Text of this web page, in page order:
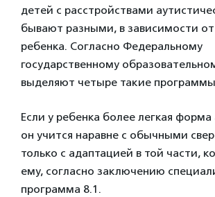
детей с расстройствами
бывают разными, в зависимости от
ребенка. Согласно Федеральному
государственному
выделяют четыре такие
Если у ребенка более легкая форма
он учится наравне с обычными
только с адаптацией в той части,
ему, согласно заключению
программа 8.1.